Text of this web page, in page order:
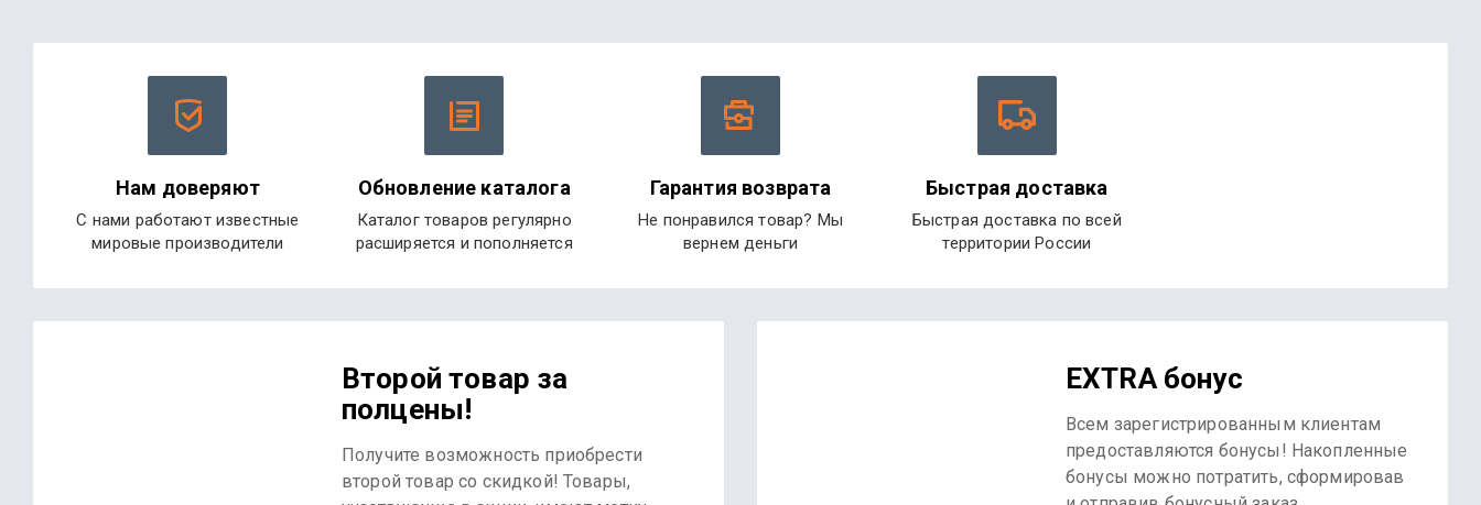
Нам доверяют
С нами работают известные
мировые производители
Обновление каталога
Каталог товаров регулярно
расширяется и пополняется
Гарантия возврата
Не понравился товар? Мы
вернем деньги
Быстрая доставка
Быстрая доставка по всей
территории России
Второй товар за
полцены!
Получите возможность приобрести
второй товар со скидкой! Товары,
EXTRA бонус
Всем зарегистрированным клиентам
предоставляются бонусы! Накопленные
бонусы можно потратить, сформировав